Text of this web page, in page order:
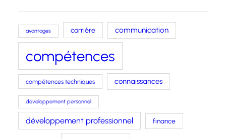
avantages carrière communication
compétences
compétences techniques connaissances
développement personnel
développement professionnel finance